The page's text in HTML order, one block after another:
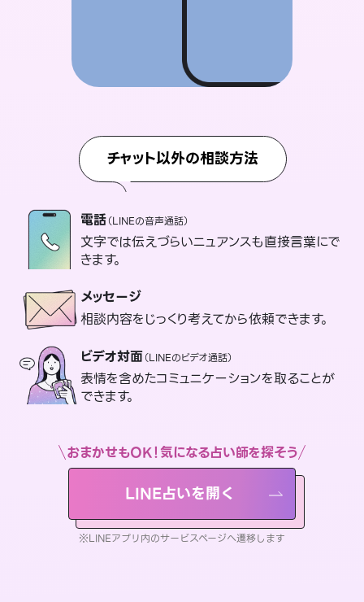
チャット以外の相談方法
電話（LINEの音声通話）
文字では伝えづらいニュアンスも直接言葉にで
きます。
メッセージ
相談内容をじっくり考えてから依頼できます。
ビデオ対面（LINEのビデオ通話）
表情を含めたコミュニケーションを取ることが
できます。
おまかせもOK！気になる占い師を探そう
LINE占いを開く
※LINEアプリ内のサービスページへ遷移します